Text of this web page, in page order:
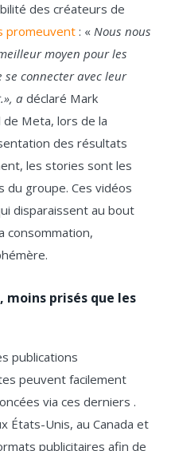
des créateurs de
promeuvent : « Nous nous
moyen pour les
se connecter avec leur
a déclaré Mark
Meta, lors de la
des résultats
les stories sont les
du groupe. Ces vidéos
disparaissent au bout
consommation,
prisés que les
publications
peuvent facilement
via ces derniers .
États-Unis, au Canada et
publicitaires afin de